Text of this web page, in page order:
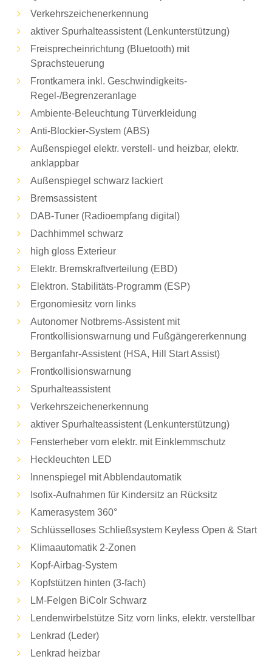
Verkehrszeichenerkennung
aktiver Spurhalteassistent (Lenkunterstützung)
Freisprecheinrichtung (Bluetooth) mit
Sprachsteuerung
Frontkamera inkl. Geschwindigkeits-
Regel-/Begrenzeranlage
Ambiente-Beleuchtung Türverkleidung
Anti-Blockier-System (ABS)
Außenspiegel elektr. verstell- und heizbar, elektr.
anklappbar
Außenspiegel schwarz lackiert
Bremsassistent
DAB-Tuner (Radioempfang digital)
Dachhimmel schwarz
high gloss Exterieur
Elektr. Bremskraftverteilung (EBD)
Elektron. Stabilitäts-Programm (ESP)
Ergonomiesitz vorn links
Autonomer Notbrems-Assistent mit
Frontkollisionswarnung und Fußgängererkennung
Berganfahr-Assistent (HSA, Hill Start Assist)
Frontkollisionswarnung
Spurhalteassistent
Verkehrszeichenerkennung
aktiver Spurhalteassistent (Lenkunterstützung)
Fensterheber vorn elektr. mit Einklemmschutz
Heckleuchten LED
Innenspiegel mit Abblendautomatik
Isofix-Aufnahmen für Kindersitz an Rücksitz
Kamerasystem 360°
Schlüsselloses Schließsystem Keyless Open & Start
Klimaautomatik 2-Zonen
Kopf-Airbag-System
Kopfstützen hinten (3-fach)
LM-Felgen BiColr Schwarz
Lendenwirbelstütze Sitz vorn links, elektr. verstellbar
Lenkrad (Leder)
Lenkrad heizbar